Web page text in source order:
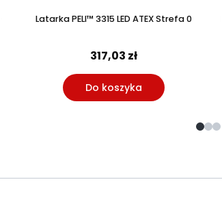
Latarka PELI™ 3315 LED ATEX Strefa 0
317,03 zł
Do koszyka